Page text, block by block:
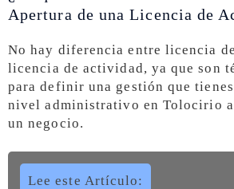
Apertura de una Licencia de
No hay diferencia entre licencia
licencia de actividad, ya que son
para definir una gestión que
nivel administrativo en Tolocirio
un negocio.
Lee este Artículo: